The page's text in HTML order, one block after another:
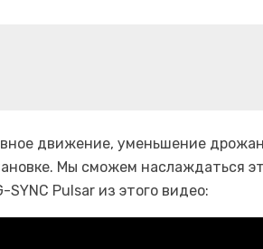
движение, уменьшение
Мы сможем наслаждаться
Pulsar из этого видео: